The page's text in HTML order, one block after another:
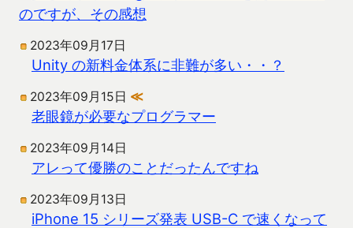
のですが、その感想
2023年09月17日
Unity の新料金体系に非難が多い・・？
2023年09月15日 ≪
老眼鏡が必要なプログラマー
2023年09月14日
アレって優勝のことだったんですね
2023年09月13日
iPhone 15 シリーズ発表 USB-C で速くなって